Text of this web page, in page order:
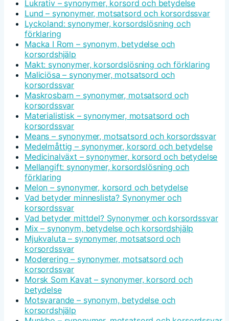
Lukrativ – synonymer, korsord och betydelse
Lund – synonymer, motsatsord och korsordssvar
Lyckoland: synonymer, korsordslösning och
förklaring
Macka I Rom – synonym, betydelse och
korsordshjälp
Makt: synonymer, korsordslösning och förklaring
Maliciösa – synonymer, motsatsord och
korsordssvar
Maskrosbarn – synonymer, motsatsord och
korsordssvar
Materialistisk – synonymer, motsatsord och
korsordssvar
Means – synonymer, motsatsord och korsordssvar
Medelmåttig – synonymer, korsord och betydelse
Medicinalväxt – synonymer, korsord och betydelse
Mellangift: synonymer, korsordslösning och
förklaring
Melon – synonymer, korsord och betydelse
Vad betyder minneslista? Synonymer och
korsordssvar
Vad betyder mittdel? Synonymer och korsordssvar
Mix – synonym, betydelse och korsordshjälp
Mjukvaluta – synonymer, motsatsord och
korsordssvar
Moderering – synonymer, motsatsord och
korsordssvar
Morsk Som Kavat – synonymer, korsord och
betydelse
Motsvarande – synonym, betydelse och
korsordshjälp